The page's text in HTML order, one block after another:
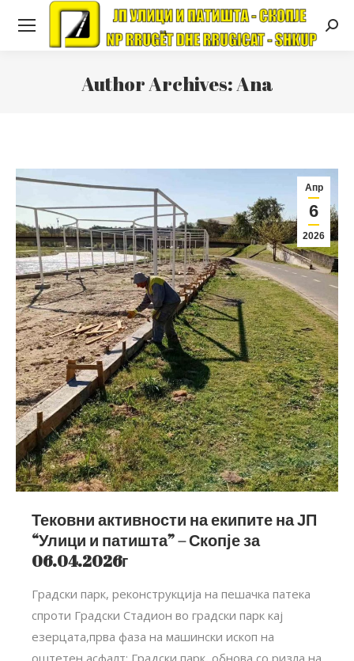
Author Archives:Ana
Апр
6
2026
Тековни активности на екипите на ЈП
“Улици и патишта” – Скопје за
06.04.2026г
Градски парк, реконструкција на пешачка патека
спроти Градски Стадион во градски парк кај
езерцата,прва фаза на машински ископ на
оштетен асфалт; Градски парк, обнова со ризла на